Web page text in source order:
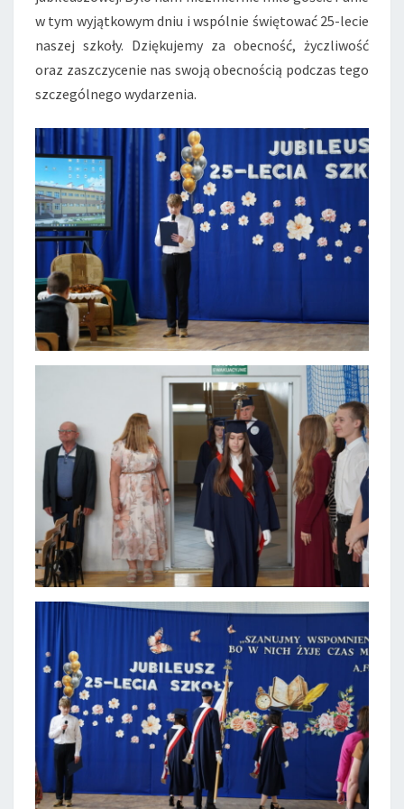
w tym wyjątkowym dniu i wspólnie świętować 25-lecie
naszej szkoły. Dziękujemy za obecność, życzliwość
oraz zaszczycenie nas swoją obecnością podczas tego
szczególnego wydarzenia.